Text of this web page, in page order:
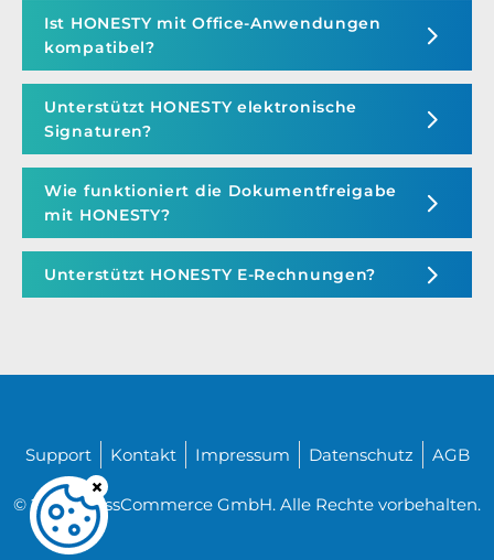
Ist HONESTY mit Office-Anwendungen
kompatibel?
Unterstützt HONESTY elektronische
Signaturen?
Wie funktioniert die Dokumentfreigabe
mit HONESTY?
Unterstützt HONESTY E-Rechnungen?
© 2026 CrossCommerce GmbH. Alle Rechte vorbehalten.
Support Kontakt Impressum Datenschutz AGB